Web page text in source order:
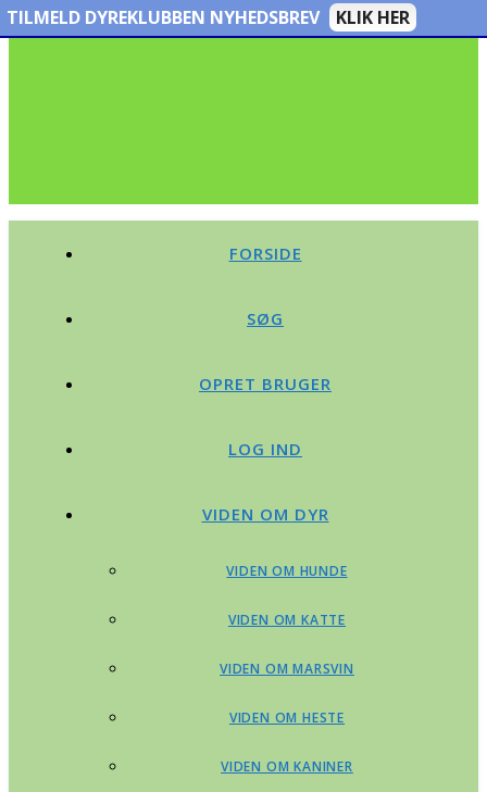
FORSIDE
SØG
OPRET BRUGER
LOG IND
VIDEN OM DYR
VIDEN OM HUNDE
VIDEN OM KATTE
VIDEN OM MARSVIN
VIDEN OM HESTE
VIDEN OM KANINER
TILMELD DYREKLUBBEN NYHEDSBREV KLIK HER